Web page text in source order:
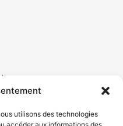
utilisons des technologies